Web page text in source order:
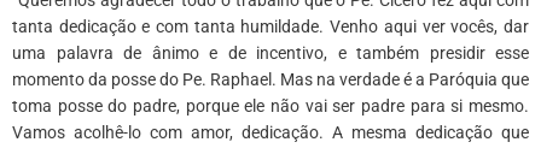
tanta dedicação e com tanta humildade. Venho aqui ver vocês, dar
uma palavra de ânimo e de incentivo, e também presidir esse
momento da posse do Pe. Raphael. Mas na verdade é a Paróquia que
toma posse do padre, porque ele não vai ser padre para si mesmo.
Vamos acolhê-lo com amor, dedicação. A mesma dedicação que